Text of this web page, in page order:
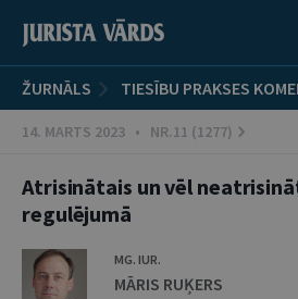
ŽURNĀLS TIESĪBU PRAKSES
14. MARTS 2023 • NR.11 (1277)
Atrisinātais un vēl
regulējumā
MG. IUR.
MĀRIS RUĶERS